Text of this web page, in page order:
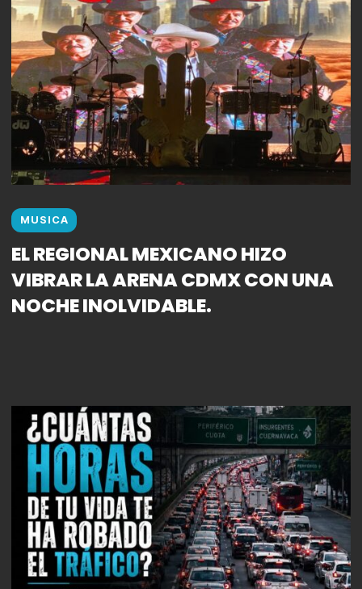
MUSICA
EL REGIONAL MEXICANO HIZO
VIBRAR LA ARENA CDMX CON UNA
NOCHE INOLVIDABLE.